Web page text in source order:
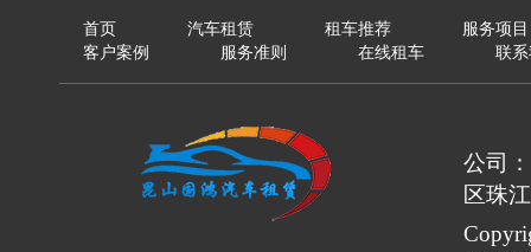
首页 汽车租赁 租车推荐
服务项目
客户案例
服务准则 在线租车 联
公司
区珠